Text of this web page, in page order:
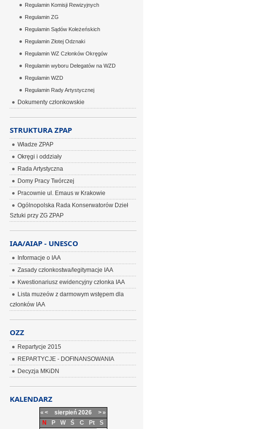
Regulamin Komisji Rewizyjnych
Regulamin ZG
Regulamin Sądów Koleżeńskich
Regulamin Złotej Odznaki
Regulamin WZ Członków Okręgów
Regulamin wyboru Delegatów na WZD
Regulamin WZD
Regulamin Rady Artystycznej
Dokumenty członkowskie
STRUKTURA ZPAP
Władze ZPAP
Okręgi i oddziały
Rada Artystyczna
Domy Pracy Twórczej
Pracownie ul. Emaus w Krakowie
Ogólnopolska Rada Konserwatorów Dzieł
Sztuki przy ZG ZPAP
IAA/AIAP - UNESCO
Informacje o IAA
Zasady członkostwa/legitymacje IAA
Kwestionariusz ewidencyjny członka IAA
Lista muzeów z darmowym wstępem dla
członków IAA
OZZ
Repartycje 2015
REPARTYCJE - DOFINANSOWANIA
Decyzja MKiDN
KALENDARZ
« < sierpień 2026 >»
N
P W Ś C Pt
S